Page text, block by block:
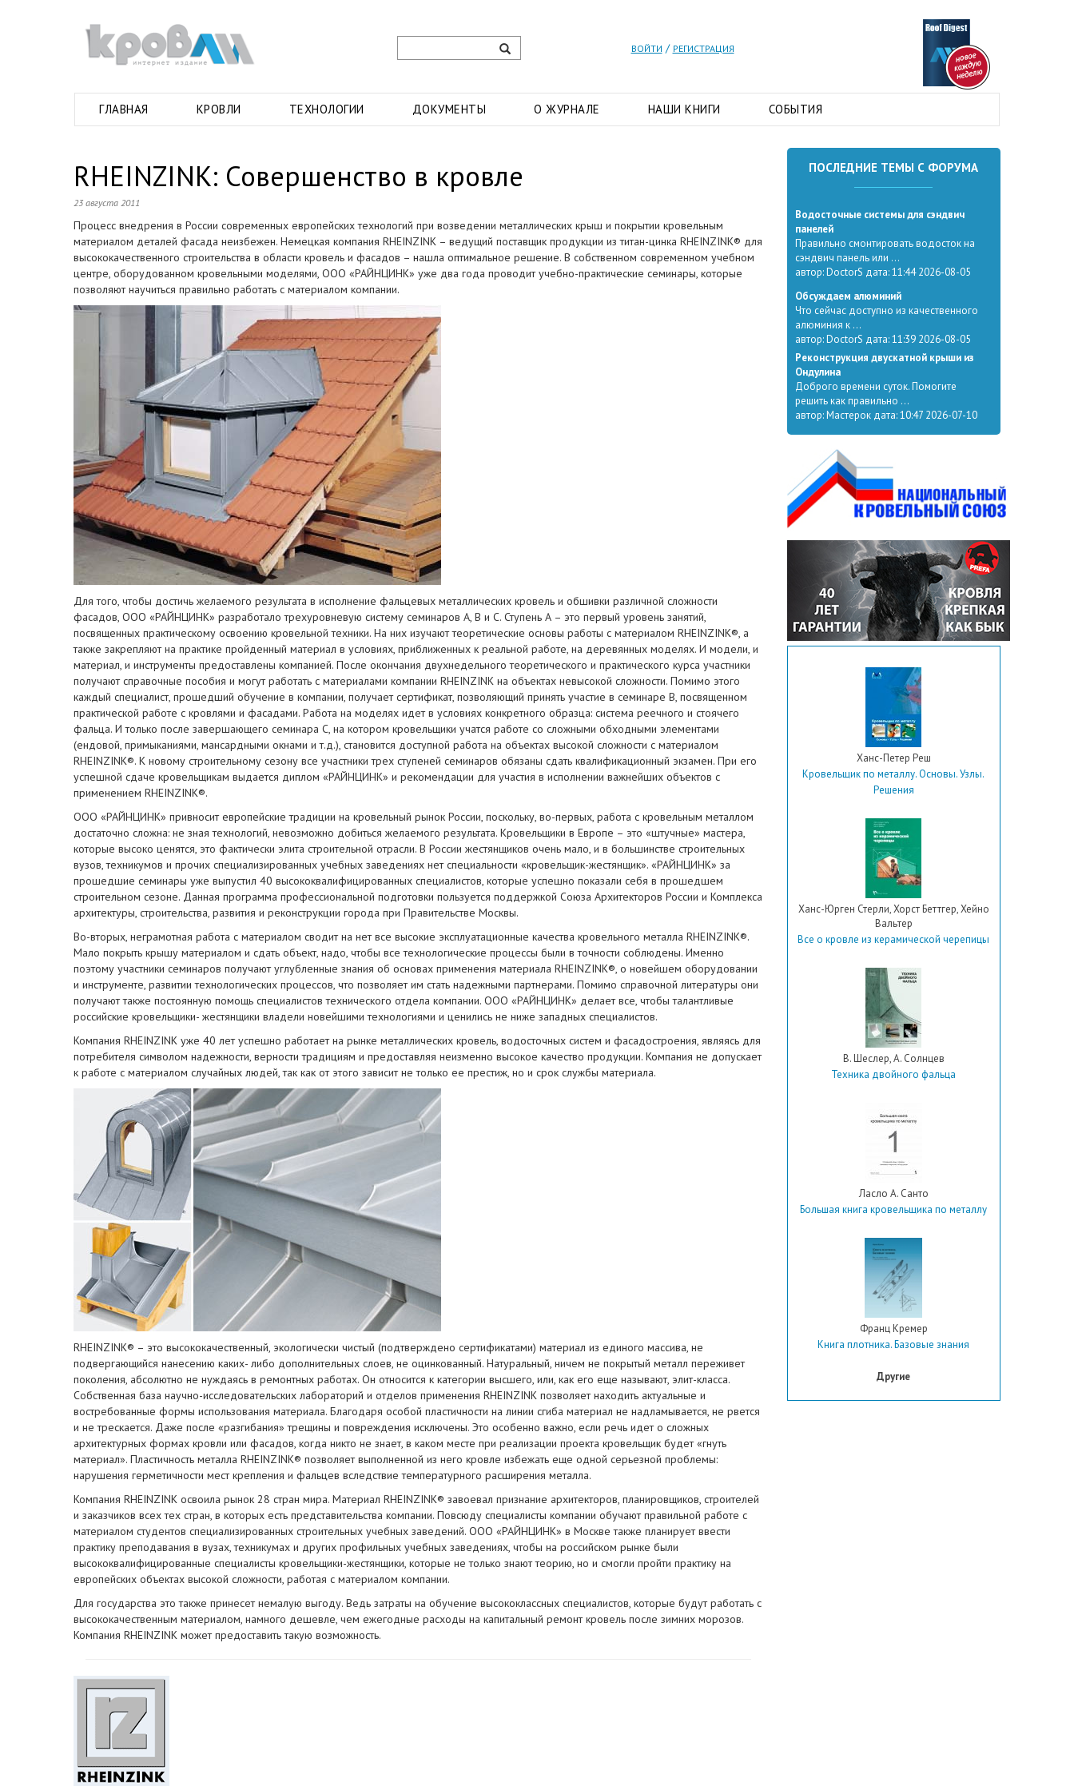
ВОЙТИ / РЕГИСТРАЦИЯ
ГЛАВНАЯ КРОВЛИ ТЕХНОЛОГИИ ДОКУМЕНТЫ О ЖУРНАЛЕ НАШИ КНИГИ СОБЫТИЯ
RHEINZINK: Совершенство в кровле
23 августа 2011
Процесс внедрения в России современных европейских технологий при возведении металлических крыш и покрытии кровельным
материалом деталей фасада неизбежен. Немецкая компания RHEINZINK – ведущий поставщик продукции из титан-цинка RHEINZINK® для
высококачественного строительства в области кровель и фасадов – нашла оптимальное решение. В собственном современном учебном
центре, оборудованном кровельными моделями, ООО «РАЙНЦИНК» уже два года проводит учебно-практические семинары, которые
позволяют научиться правильно работать с материалом компании.
Для того, чтобы достичь желаемого результата в исполнение фальцевых металлических кровель и обшивки различной сложности
фасадов, ООО «РАЙНЦИНК» разработало трехуровневую систему семинаров А, В и С. Ступень А – это первый уровень занятий,
посвященных практическому освоению кровельной техники. На них изучают теоретические основы работы с материалом RHEINZINK®, а
также закрепляют на практике пройденный материал в условиях, приближенных к реальной работе, на деревянных моделях. И модели, и
материал, и инструменты предоставлены компанией. После окончания двухнедельного теоретического и практического курса участники
получают справочные пособия и могут работать с материалами компании RHEINZINK на объектах невысокой сложности. Помимо этого
каждый специалист, прошедший обучение в компании, получает сертификат, позволяющий принять участие в семинаре В, посвященном
практической работе с кровлями и фасадами. Работа на моделях идет в условиях конкретного образца: система реечного и стоячего
фальца. И только после завершающего семинара С, на котором кровельщики учатся работе со сложными обходными элементами
(ендовой, примыканиями, мансардными окнами и т.д.), становится доступной работа на объектах высокой сложности с материалом
RHEINZINK®. К новому строительному сезону все участники трех ступеней семинаров обязаны сдать квалификационный экзамен. При его
успешной сдаче кровельщикам выдается диплом «РАЙНЦИНК» и рекомендации для участия в исполнении важнейших объектов с
применением RHEINZINK®.
ООО «РАЙНЦИНК» привносит европейские традиции на кровельный рынок России, поскольку, во-первых, работа с кровельным металлом
достаточно сложна: не зная технологий, невозможно добиться желаемого результата. Кровельщики в Европе – это «штучные» мастера,
которые высоко ценятся, это фактически элита строительной отрасли. В России жестянщиков очень мало, и в большинстве строительных
вузов, техникумов и прочих специализированных учебных заведениях нет специальности «кровельщик-жестянщик». «РАЙНЦИНК» за
прошедшие семинары уже выпустил 40 высококвалифицированных специалистов, которые успешно показали себя в прошедшем
строительном сезоне. Данная программа профессиональной подготовки пользуется поддержкой Союза Архитекторов России и Комплекса
архитектуры, строительства, развития и реконструкции города при Правительстве Москвы.
Во-вторых, неграмотная работа с материалом сводит на нет все высокие эксплуатационные качества кровельного металла RHEINZINK®.
Мало покрыть крышу материалом и сдать объект, надо, чтобы все технологические процессы были в точности соблюдены. Именно
поэтому участники семинаров получают углубленные знания об основах применения материала RHEINZINK®, о новейшем оборудовании
и инструменте, развитии технологических процессов, что позволяет им стать надежными партнерами. Помимо справочной литературы они
получают также постоянную помощь специалистов технического отдела компании. ООО «РАЙНЦИНК» делает все, чтобы талантливые
российские кровельщики- жестянщики владели новейшими технологиями и ценились не ниже западных специалистов.
Компания RHEINZINK уже 40 лет успешно работает на рынке металлических кровель, водосточных систем и фасадостроения, являясь для
потребителя символом надежности, верности традициям и предоставляя неизменно высокое качество продукции. Компания не допускает
к работе с материалом случайных людей, так как от этого зависит не только ее престиж, но и срок службы материала.
RHEINZINK® – это высококачественный, экологически чистый (подтверждено сертификатами) материал из единого массива, не
подвергающийся нанесению каких- либо дополнительных слоев, не оцинкованный. Натуральный, ничем не покрытый металл переживет
поколения, абсолютно не нуждаясь в ремонтных работах. Он относится к категории высшего, или, как его еще называют, элит-класса.
Собственная база научно-исследовательских лабораторий и отделов применения RHEINZINK позволяет находить актуальные и
востребованные формы использования материала. Благодаря особой пластичности на линии сгиба материал не надламывается, не рвется
и не трескается. Даже после «разгибания» трещины и повреждения исключены. Это особенно важно, если речь идет о сложных
архитектурных формах кровли или фасадов, когда никто не знает, в каком месте при реализации проекта кровельщик будет «гнуть
материал». Пластичность металла RHEINZINK® позволяет выполненной из него кровле избежать еще одной серьезной проблемы:
нарушения герметичности мест крепления и фальцев вследствие температурного расширения металла.
Компания RHEINZINK освоила рынок 28 стран мира. Материал RHEINZINK® завоевал признание архитекторов, планировщиков, строителей
и заказчиков всех тех стран, в которых есть представительства компании. Повсюду специалисты компании обучают правильной работе с
материалом студентов специализированных строительных учебных заведений. ООО «РАЙНЦИНК» в Москве также планирует ввести
практику преподавания в вузах, техникумах и других профильных учебных заведениях, чтобы на российском рынке были
высококвалифицированные специалисты кровельщики-жестянщики, которые не только знают теорию, но и смогли пройти практику на
европейских объектах высокой сложности, работая с материалом компании.
Для государства это также принесет немалую выгоду. Ведь затраты на обучение высококлассных специалистов, которые будут работать с
высококачественным материалом, намного дешевле, чем ежегодные расходы на капитальный ремонт кровель после зимних морозов.
Компания RHEINZINK может предоставить такую возможность.
ПОСЛЕДНИЕ ТЕМЫ С ФОРУМА
Водосточные системы для сэндвич
панелей
Правильно смонтировать водосток на
сэндвич панель или ...
автор: DoctorS дата: 11:44 2026-08-05
Обсуждаем алюминий
Что сейчас доступно из качественного
алюминия к ...
автор: DoctorS дата: 11:39 2026-08-05
Реконструкция двускатной крыши из
Ондулина
Доброго времени суток. Помогите
решить как правильно ...
автор: Мастерок дата: 10:47 2026-07-10
Ханс-Петер Реш
Кровельщик по металлу. Основы. Узлы.
Решения
Ханс-Юрген Стерли, Хорст Беттгер, Хейно
Вальтер
Все о кровле из керамической черепицы
В. Шеслер, А. Солнцев
Техника двойного фальца
Ласло А. Санто
Большая книга кровельщика по металлу
Франц Кремер
Книга плотника. Базовые знания
Другие